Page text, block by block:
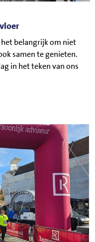
belangrijk om niet
samen te genieten.
in het teken van ons